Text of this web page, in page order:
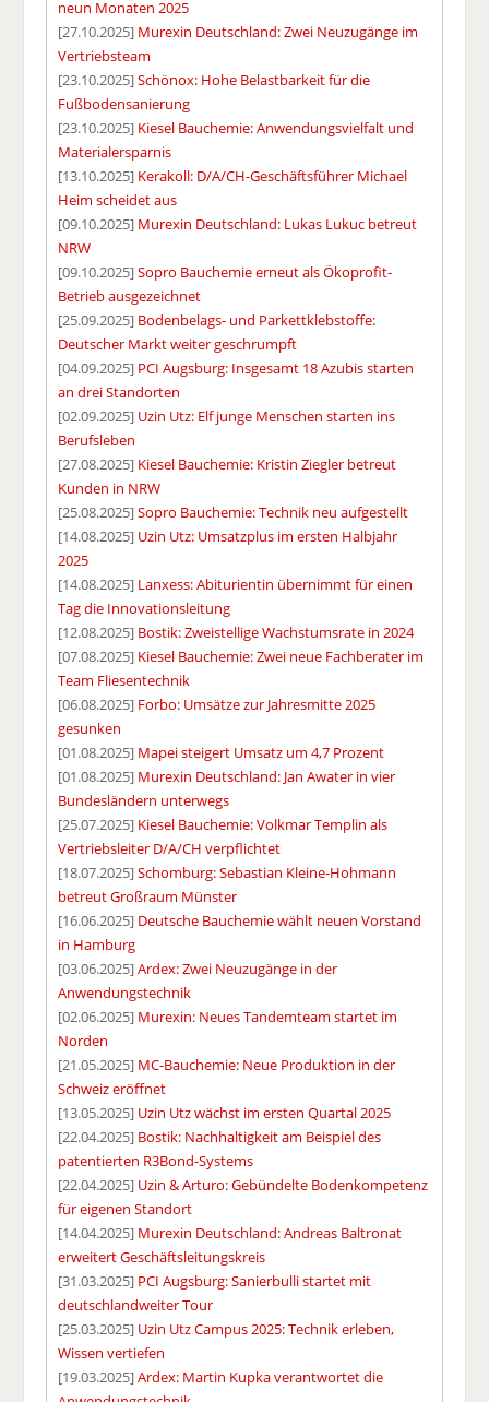
neun Monaten 2025
[27.10.2025] Murexin Deutschland: Zwei Neuzugänge im
Vertriebsteam
[23.10.2025]Schönox: Hohe Belastbarkeit für die
Fußbodensanierung
[23.10.2025] Kiesel Bauchemie: Anwendungsvielfalt und
Materialersparnis
[13.10.2025] Kerakoll: D/A/CH-Geschäftsführer Michael
Heim scheidet aus
[09.10.2025] Murexin Deutschland: Lukas Lukuc betreut
NRW
[09.10.2025]Sopro Bauchemie erneut als Ökoprofit-
Betrieb ausgezeichnet
[25.09.2025] Bodenbelags- und Parkettklebstoffe:
Deutscher Markt weiter geschrumpft
[04.09.2025] PCI Augsburg: Insgesamt 18 Azubis starten
an drei Standorten
[02.09.2025] Uzin Utz: Elf junge Menschen starten ins
Berufsleben
[27.08.2025] Kiesel Bauchemie: Kristin Ziegler betreut
Kunden in NRW
[25.08.2025]Sopro Bauchemie: Technik neu aufgestellt
[14.08.2025] Uzin Utz: Umsatzplus im ersten Halbjahr
2025
[14.08.2025] Lanxess: Abiturientin übernimmt für einen
Tag die Innovationsleitung
[12.08.2025] Bostik: Zweistellige Wachstumsrate in 2024
[07.08.2025] Kiesel Bauchemie: Zwei neue Fachberater im
Team Fliesentechnik
[06.08.2025] Forbo: Umsätze zur Jahresmitte 2025
gesunken
[01.08.2025] Mapei steigert Umsatz um 4,7 Prozent
[01.08.2025] Murexin Deutschland: Jan Awater in vier
Bundesländern unterwegs
[25.07.2025] Kiesel Bauchemie: Volkmar Templin als
Vertriebsleiter D/A/CH verpflichtet
[18.07.2025]Schomburg: Sebastian Kleine-Hohmann
betreut Großraum Münster
[16.06.2025] Deutsche Bauchemie wählt neuen Vorstand
in Hamburg
[03.06.2025]Ardex: Zwei Neuzugänge in der
Anwendungstechnik
[02.06.2025] Murexin: Neues Tandemteam startet im
Norden
[21.05.2025] MC-Bauchemie: Neue Produktion in der
Schweiz eröffnet
[13.05.2025] Uzin Utz wächst im ersten Quartal 2025
[22.04.2025] Bostik: Nachhaltigkeit am Beispiel des
patentierten R3Bond-Systems
[22.04.2025] Uzin & Arturo: Gebündelte Bodenkompetenz
für eigenen Standort
[14.04.2025] Murexin Deutschland: Andreas Baltronat
erweitert Geschäftsleitungskreis
[31.03.2025] PCI Augsburg: Sanierbulli startet mit
deutschlandweiter Tour
[25.03.2025] Uzin Utz Campus 2025: Technik erleben,
Wissen vertiefen
[19.03.2025]Ardex: Martin Kupka verantwortet die